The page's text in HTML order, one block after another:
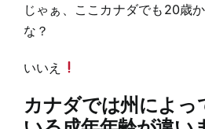
じゃぁ、ここカナダでも20歳
な？
いいえ
カナダでは州によっ